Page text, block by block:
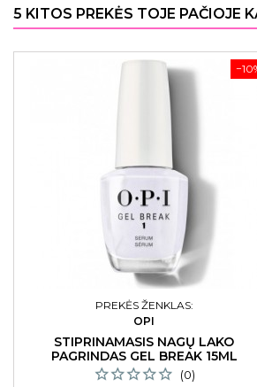
5 KITOS PREKĖS TOJE PAČIOJE
PREKĖS ŽENKLAS:
OPI
STIPRINAMASIS NAGŲ LAKO
PAGRINDAS GEL BREAK 15ML
(0)